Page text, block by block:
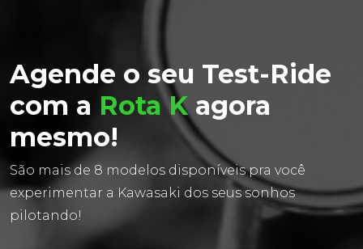
Agende o seu Test-Ride
com a Rota Kagora
mesmo!
São mais de 8 modelos disponíveis pra você
experimentar a Kawasaki dos seus sonhos
pilotando!